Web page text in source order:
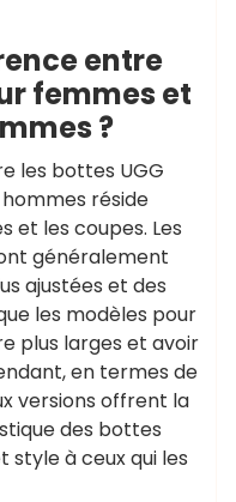
entre
femmes et
?
les bottes UGG
réside
et les coupes. Les
généralement
ajustées et des
les modèles pour
plus larges et avoir
en termes de
versions offrent la
des bottes
style à ceux qui les